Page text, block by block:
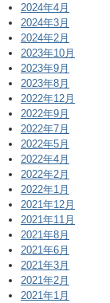
2024年4月
2024年3月
2024年2月
2023年10月
2023年9月
2023年8月
2022年12月
2022年9月
2022年7月
2022年5月
2022年4月
2022年2月
2022年1月
2021年12月
2021年11月
2021年8月
2021年6月
2021年3月
2021年2月
2021年1月